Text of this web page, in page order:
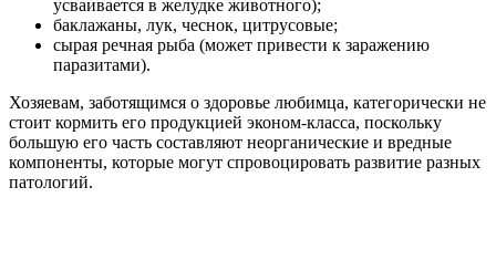
усваивается в желудке животного);
баклажаны, лук, чеснок, цитрусовые;
сырая речная рыба (может привести к заражению
паразитами).
Хозяевам, заботящимся о здоровье любимца, категорически не
стоит кормить его продукцией эконом-класса, поскольку
большую его часть составляют неорганические и вредные
компоненты, которые могут спровоцировать развитие разных
патологий.